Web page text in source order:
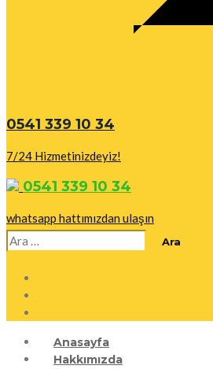
0541 339 10 34
7/24 Hizmetinizdeyiz!
0541 339 10 34
whatsapp hattımızdan ulaşın
Arama:
Anasayfa
Hakkımızda